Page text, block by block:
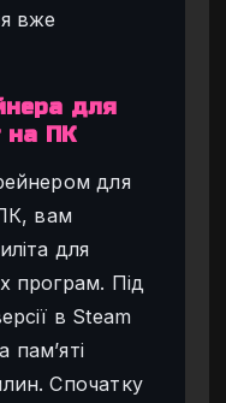
вже
для
на ПК
для
вам
для
програм. Під
в Steam
Спочатку